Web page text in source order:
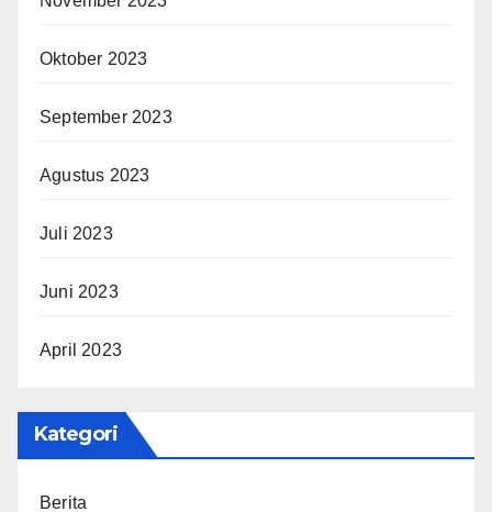
Oktober 2023
September 2023
Agustus 2023
Juli 2023
Juni 2023
April 2023
Kategori
Berita